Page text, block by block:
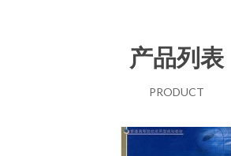
产品列表
PRODUCT